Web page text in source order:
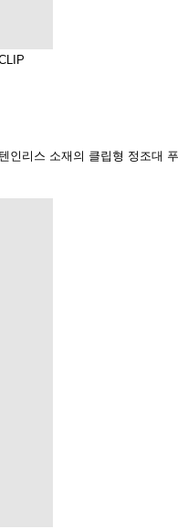
인리스 소재의 클립형 정조대 푸